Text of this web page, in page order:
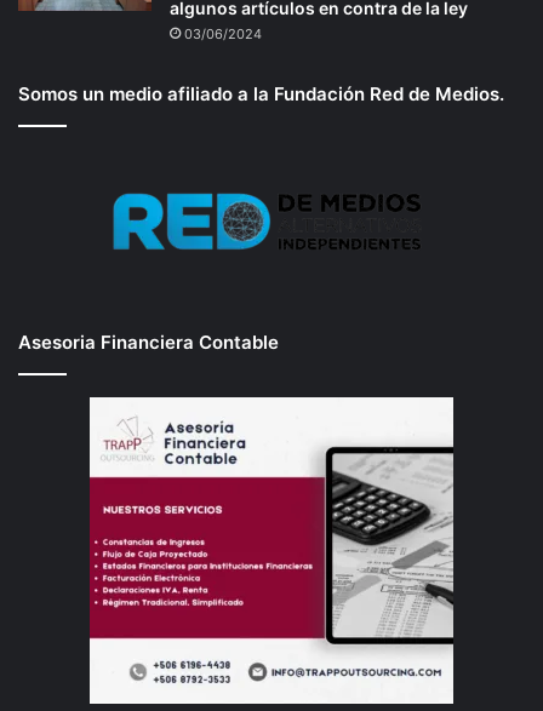
algunos artículos en contra de la ley
03/06/2024
Somos un medio afiliado a la Fundación Red de Medios.
Asesoria Financiera Contable